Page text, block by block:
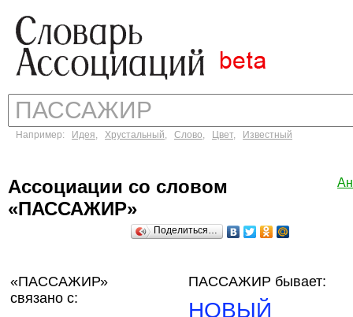
Например: Идея, Хрустальный, Слово, Цвет, Известный
Ассоциации со словом
«ПАССАЖИР»
Поделиться…
«ПАССАЖИР»
связано с:
ПАССАЖИР бывает:
НОВЫЙ